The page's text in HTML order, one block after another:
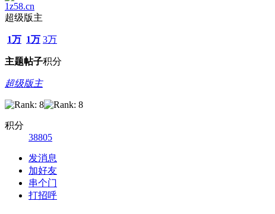
1z58.cn
超级版主
1万
主题
1万
帖子
3万
积分
超级版主
积分
38805
发消息
加好友
串个门
打招呼